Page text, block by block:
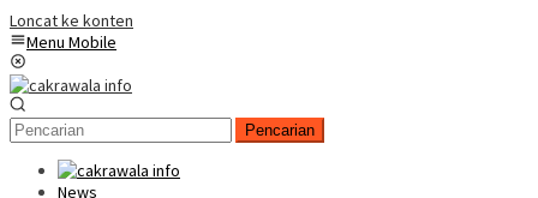
Loncat ke konten
Menu Mobile
Pencarian
News